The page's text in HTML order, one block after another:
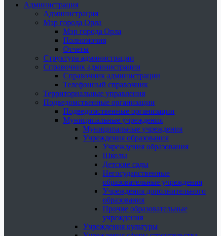
Администрация
Администрация
Мэр города Орла
Мэр города Орла
Полномочия
Отчеты
Структура администрации
Справочник администрации
Справочник администрации
Телефонный справочник
Территориальные управления
Подведомственные организации
Подведомственные организации
Муниципальные учреждения
Муниципальные учреждения
Учреждения образования
Учреждения образования
Школы
Детские сады
Негосударственные
образовательные учреждения
Учреждения дополнительного
образования
Прочие образовательные
учреждения
Учреждения культуры